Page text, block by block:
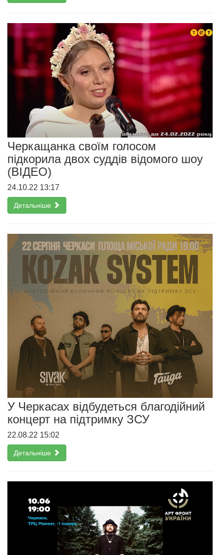
Черкащанка своїм голосом
підкорила двох суддів відомого шоу
(ВІДЕО)
24.10.22 13:17
Детальніше
У Черкасах відбудеться благодійний
концерт на підтримку ЗСУ
22.08.22 15:02
Детальніше